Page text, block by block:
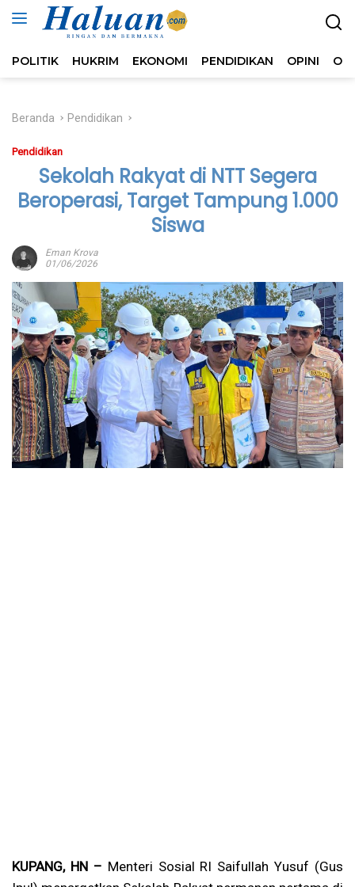
Langsung
POLITIK HUKRIM EKONOMI PENDIDIKAN OPINI
Beranda Pendidikan
Pendidikan
Sekolah Rakyat di NTT Segera
Beroperasi, Target Tampung 1.000
Siswa
Eman Krova
01/06/2026
KUPANG, HN – Menteri Sosial RI Saifullah Yusuf (Gus